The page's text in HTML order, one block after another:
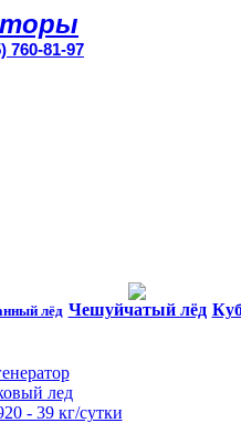
760-81-97
лёд Чешуйчатый лёд
лед
- 39 кг/сутки